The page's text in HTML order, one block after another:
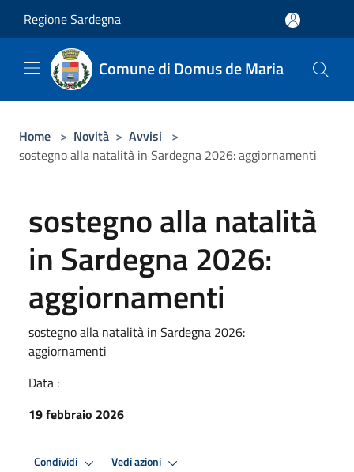
Regione Sardegna
Comune di Domus de Maria
Home > Novità > Avvisi >
sostegno alla natalità in Sardegna 2026: aggiornamenti
sostegno alla natalità
in Sardegna 2026:
aggiornamenti
sostegno alla natalità in Sardegna 2026:
aggiornamenti
Data :
19 febbraio 2026
Condividi Vedi azioni